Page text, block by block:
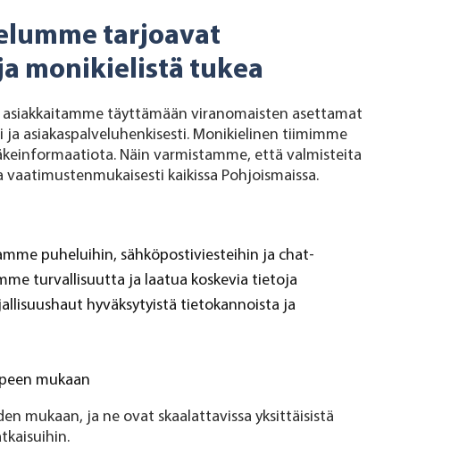
tarjoavat
monikielistä tukea
täyttämään viranomaisten asettamat
asiakaspalveluhenkisesti. Monikielinen tiimimme
Näin varmistamme, että valmisteita
kaikissa Pohjoismaissa.
puheluihin, sähköpostiviesteihin ja chat-
turvallisuutta ja laatua koskevia tietoja
hyväksytyistä tietokannoista ja
mukaan
mukaan, ja ne ovat skaalattavissa yksittäisistä